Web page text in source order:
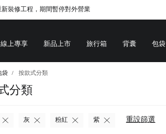
裝修工程，期間暫停對外營業
線上專享 新品上市 旅行箱 背囊 包袋
袋 按款式分類
分類
重設篩選
灰 粉紅 紫